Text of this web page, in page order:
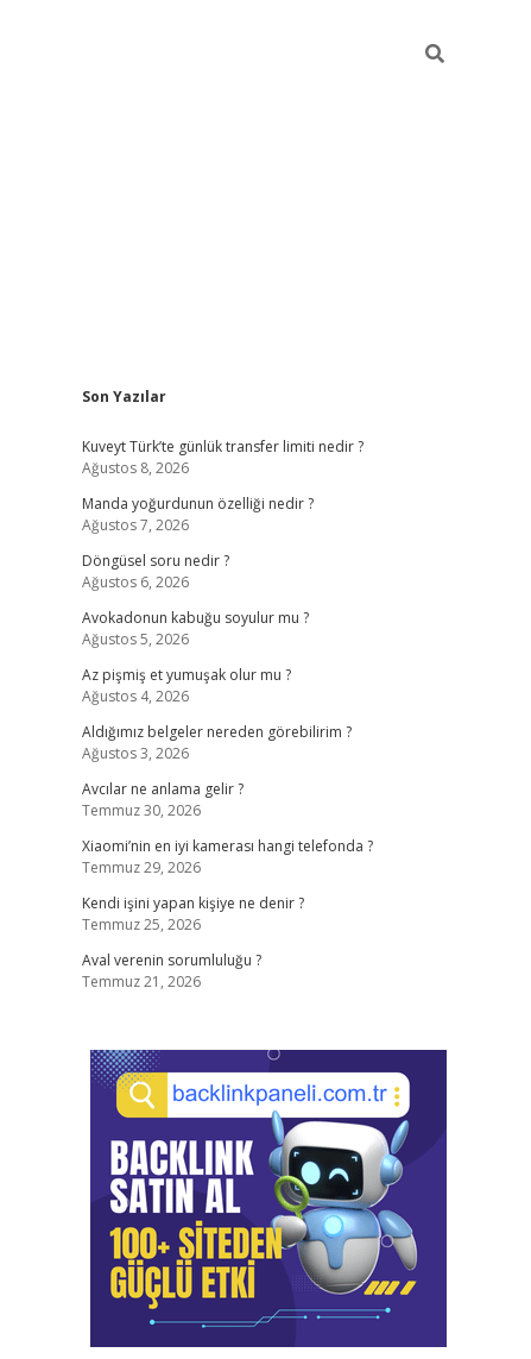
Sidebar
Son Yazılar
Kuveyt Türk’te günlük transfer limiti nedir ?
Ağustos 8, 2026
Manda yoğurdunun özelliği nedir ?
Ağustos 7, 2026
Döngüsel soru nedir ?
Ağustos 6, 2026
Avokadonun kabuğu soyulur mu ?
Ağustos 5, 2026
Az pişmiş et yumuşak olur mu ?
Ağustos 4, 2026
Aldığımız belgeler nereden görebilirim ?
Ağustos 3, 2026
Avcılar ne anlama gelir ?
Temmuz 30, 2026
Xiaomi’nin en iyi kamerası hangi telefonda ?
Temmuz 29, 2026
Kendi işini yapan kişiye ne denir ?
Temmuz 25, 2026
Aval verenin sorumluluğu ?
Temmuz 21, 2026